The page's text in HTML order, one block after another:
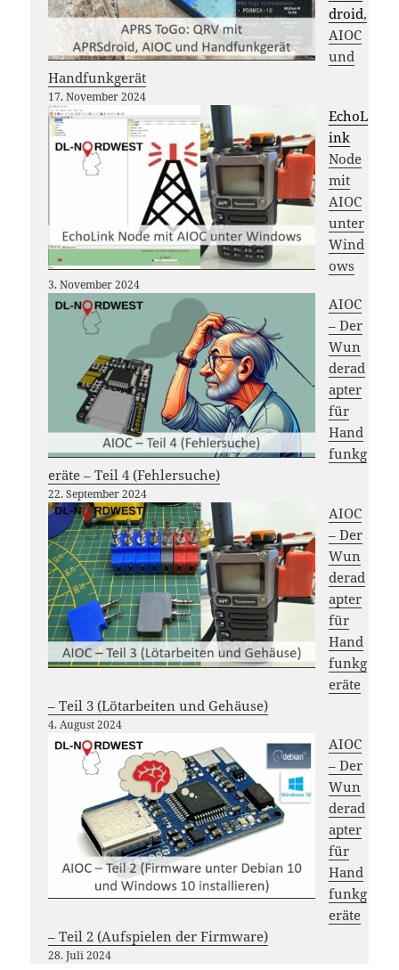
droid,
AIOC
und
Handfunkgerät
17. November 2024
EchoL
ink
Node
mit
AIOC
unter
Wind
ows
3. November 2024
AIOC
– Der
Wun
derad
apter
für
Hand
funkg
eräte – Teil 4 (Fehlersuche)
22. September 2024
AIOC
– Der
Wun
derad
apter
für
Hand
funkg
eräte
– Teil 3 (Lötarbeiten und Gehäuse)
4. August 2024
AIOC
– Der
Wun
derad
apter
für
Hand
funkg
eräte
– Teil 2 (Aufspielen der Firmware)
28. Juli 2024